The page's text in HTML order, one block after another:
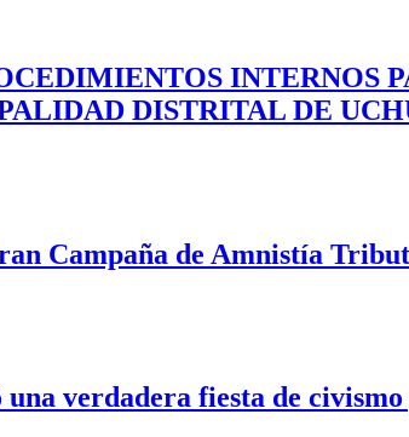
INTERNOS
DISTRITAL DE
Campaña de Amnistía
una verdadera fiesta de